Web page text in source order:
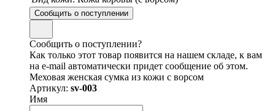
Сообщить о поступлении
Сообщить о поступлении?
Как только этот товар появится на нашем складе, к вам
на e-mail автоматически придет сообщение об этом.
Меховая женская сумка из кожи с ворсом
Артикул: sv-003
Имя